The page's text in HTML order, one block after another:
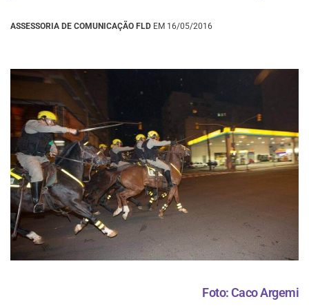
ASSESSORIA DE COMUNICAÇÃO FLD EM 16/05/2016
Foto: Caco Argemi